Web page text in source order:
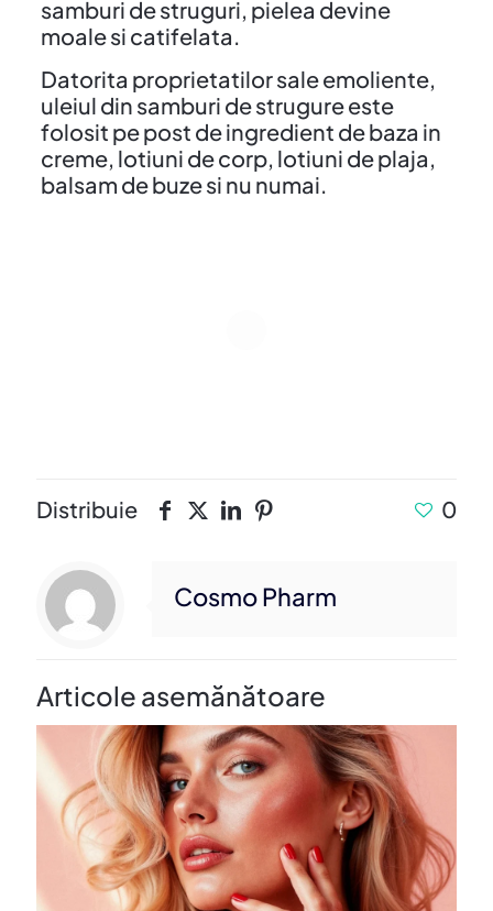
samburi de struguri, pielea devine
moale si catifelata.
Datorita proprietatilor sale emoliente,
uleiul din samburi de strugure este
folosit pe post de ingredient de baza in
creme, lotiuni de corp, lotiuni de plaja,
balsam de buze si nu numai.
Distribuie 0
Cosmo Pharm
Articole asemănătoare